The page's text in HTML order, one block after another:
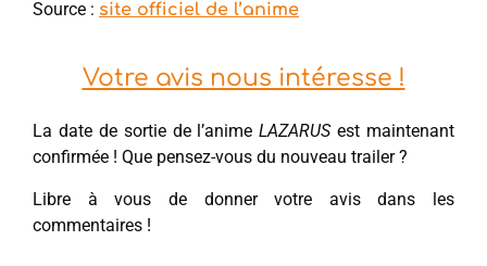
Source : site officiel de l’anime
Votre avis nous intéresse !
La date de sortie de l’animeLAZARUSest maintenant
confirmée ! Que pensez-vous du nouveau trailer ?
Libre à vous de donner votre avis dans les
commentaires !